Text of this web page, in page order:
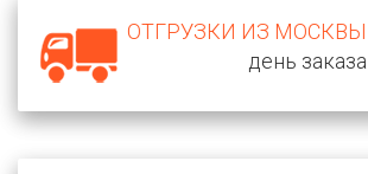
ОТГРУЗКИ ИЗ МОСКВЫ
день заказа